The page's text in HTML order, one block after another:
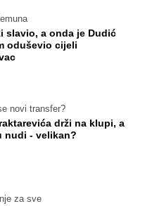
slavio, a onda je Dudić
oduševio cijeli
novi transfer?
drži na klupi, a
nudi - velikan?
za sve